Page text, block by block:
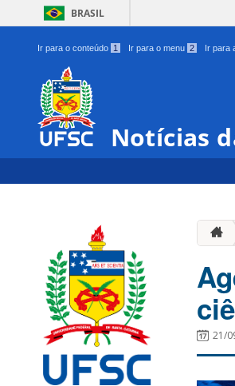
BRASIL
Ir para o conteúdo 1 Ir para o menu 2 Ir para
Notícias
21/